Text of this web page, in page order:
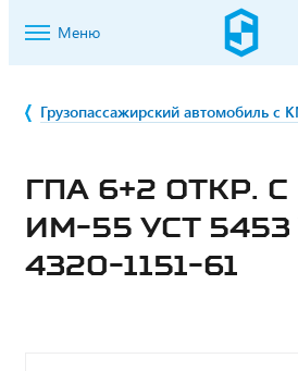
Меню
Грузопассажирский автомобиль с
ГПА 6+2 ОТКР.
ИМ-55 УСТ
4320-1151-61